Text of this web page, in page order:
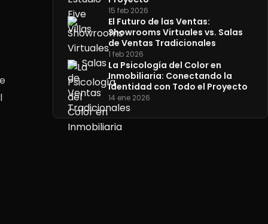
15 feb 2026
El Futuro de las Ventas:
Showrooms Virtuales vs. Salas
de Ventas Tradicionales
1 feb 2026
La Psicología del Color en
Inmobiliaria: Conectando la
Identidad con Todo el Proyecto
14 ene 2026